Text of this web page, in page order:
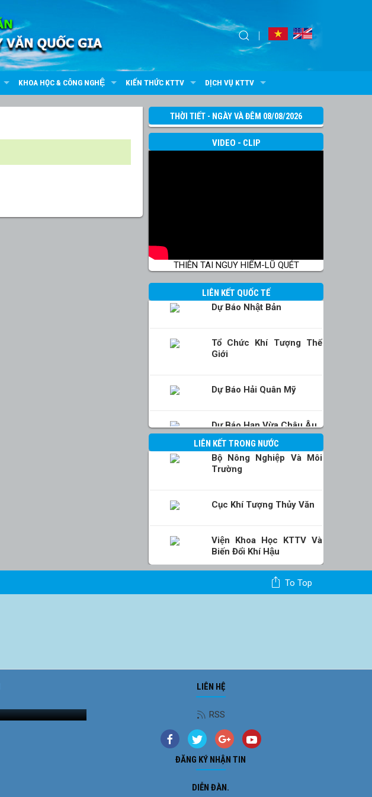
KHOA HỌC & CÔNG NGHỆ KIẾN THỨC KTTV DỊCH VỤ KTTV
THỜI TIẾT - NGÀY VÀ ĐÊM 08/08/2026
VIDEO - CLIP
THIÊN TAI NGUY HIỂM-LŨ QUÉT
LIÊN KẾT QUỐC TẾ
Dự Báo Nhật Bản
Tổ Chức Khí Tượng Thế
Giới
Dự Báo Hải Quân Mỹ
Dự Báo Hạn Vừa Châu Âu
LIÊN KẾT TRONG NƯỚC
Bộ Nông Nghiệp Và Môi
Trường
Cục Khí Tượng Thủy Văn
Viện Khoa Học KTTV Và
Biến Đổi Khí Hậu
To Top
LIÊN HỆ
RSS
ĐĂNG KÝ NHẬN TIN
DIỄN ĐÀN.